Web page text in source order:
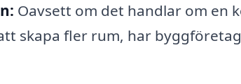
Oavsett om det handlar om en
skapa fler rum, har